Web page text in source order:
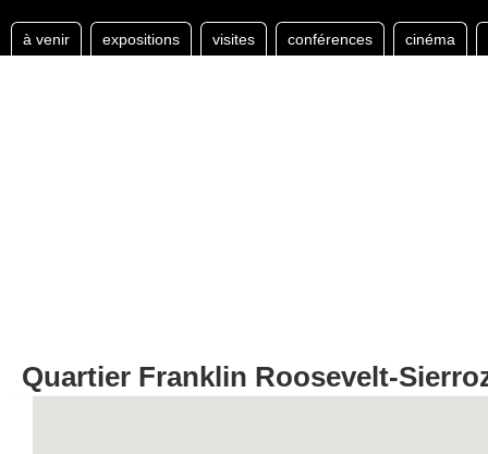
à venir expositions visites conférences cinéma
Quartier Franklin Roosevelt-